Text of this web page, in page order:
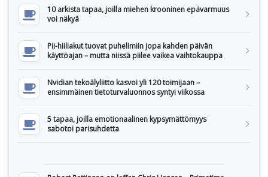
10 arkista tapaa, joilla miehen krooninen epävarmuus
voi näkyä
Pii-hiiliakut tuovat puhelimiin jopa kahden päivän
käyttöajan – mutta niissä piilee vaikea vaihtokauppa
Nvidian tekoälyliitto kasvoi yli 120 toimijaan –
ensimmäinen tietoturvaluonnos syntyi viikossa
5 tapaa, joilla emotionaalinen kypsymättömyys
sabotoi parisuhdetta